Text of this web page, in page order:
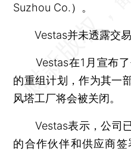
Suzhou Co.）。
Vestas并未透露交易
Vestas在1月宣布了
的重组计划，作为其一
风塔工厂将会被关闭。
Vestas表示，公司已
的合作伙伴和供应商